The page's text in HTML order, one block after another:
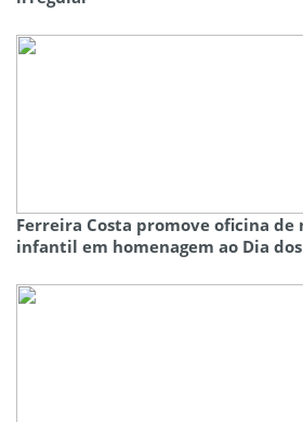
Ferreira Costa promove oficina de
infantil em homenagem ao Dia dos